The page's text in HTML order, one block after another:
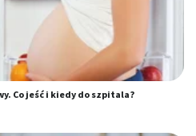
Co jeść i kiedy do szpitala?